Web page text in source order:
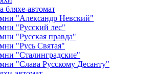
бляхе-автомат
"Александр Невский"
"Русский лес"
"Русская правда"
"Русь Святая"
"Сталинградские"
"Слава Русскому Десанту"